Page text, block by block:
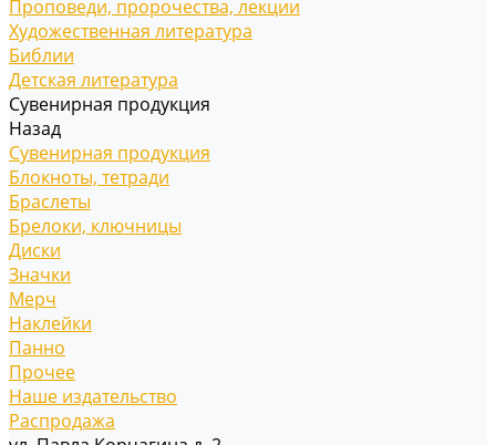
Проповеди, пророчества, лекции
Художественная литература
Библии
Детская литература
Сувенирная продукция
Назад
Сувенирная продукция
Блокноты, тетради
Браслеты
Брелоки, ключницы
Диски
Значки
Мерч
Наклейки
Панно
Прочее
Наше издательство
Распродажа